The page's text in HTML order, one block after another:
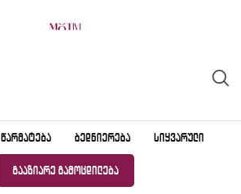
ᲬᲐᲠᲛᲐᲢᲔᲑᲐ ᲑᲔᲓᲜᲘᲔᲠᲔᲑᲐ ᲡᲘᲧᲕᲐᲠᲣᲚᲘ
ᲒᲐᲐᲖᲘᲐᲠᲔ ᲒᲐᲛᲝᲪᲓᲘᲚᲔᲑᲐ